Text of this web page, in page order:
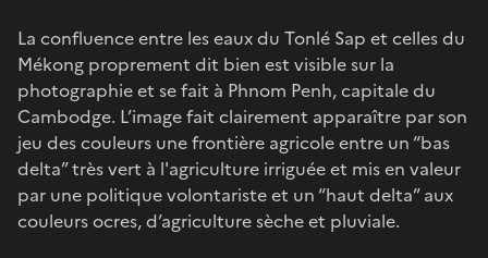
La confluence entre les eaux du Tonlé Sap et celles du
Mékong proprement dit bien est visible sur la
photographie et se fait à Phnom Penh, capitale du
Cambodge. L’image fait clairement apparaître par son
jeu des couleurs une frontière agricole entre un “bas
delta” très vert à l'agriculture irriguée et mis en valeur
par une politique volontariste et un “haut delta” aux
couleurs ocres, d’agriculture sèche et pluviale.